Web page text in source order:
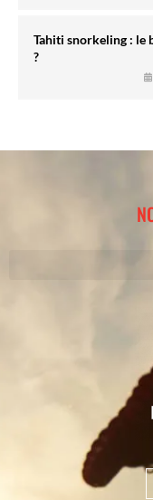
Tahiti snorkeling : le
?